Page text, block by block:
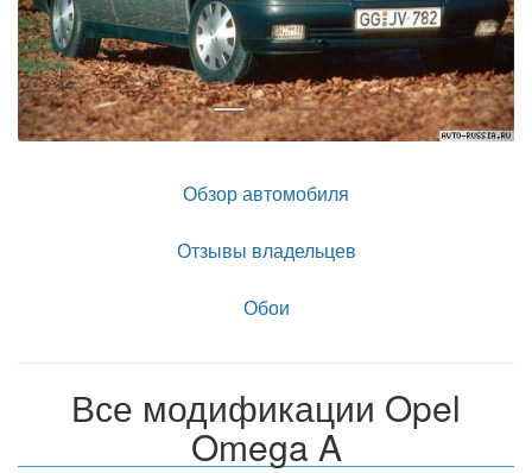
Обзор автомобиля
Отзывы владельцев
Обои
Все модификации Opel
Omega A